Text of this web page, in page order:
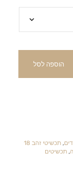
הוספה לסל
,
תכשיטי זהב 18
,תכשיטים